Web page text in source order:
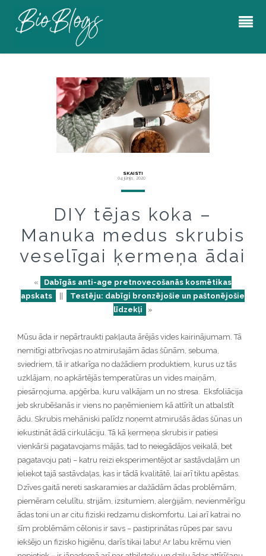
SKAISTI
04 jūnijs, 2020
DIY tējas koka –
Manuka medus skrubis
veselīgai ķermeņa ādai
«
Dabīgās anti-age pretnovecošanās kosmētikas
apskats
Testēju: dabīgi bronzējošie un paštonējošie
līdzekļi
»
Mūsu āda ir nepārtraukti pakļauta ārējās vides kairinājumam. Tā
nemitīgi atbrīvojas no atmirušajām ādas šūnām, sebuma,
sviedriem, tā ir atkarīga no dažādiem produktiem, kurus uz tās
uzklājam, no apkārtējās temperatūras un vides maiņām,
piesārņojuma, apģērba, kuru valkājam un no stresa. Eksfoliācija
jeb skrubēšanās ir viens no paņēmieniem kā attīrīt un atbalstīt
ādu. Skrubis mehāniski palīdz noņemt atmirušās ādas šūnas un
iekustināt ādā cirkulāciju. Tā kā ķermeņa skrubis ir patiesi
vienkārši pagatavojams mājās, tad to neiegādājos veikalā, bet
pagatavoju pati – katru reizi eksperimentējot ar sastāvdaļām un
ieliekot tajā sastāvdaļas, kas ir tādā kvalitātē, lai arī tiktu apēstas.
Dzīves gaitā nereti saskaramies ar dažādām ādas problēmām,
piemēram celulītu, strijām, izsitumiem, alerģijām, nevienmērīgu
ādas toni un ar citu fiziski redzamu diskomfortu. Lai arī katrai no
šīm problēmām cēlonis ir savs – pastiprinātas rūpes par savu
iekšējo un fizisko higiēnu, darīs tikai labu! Ar labu krēmu vien